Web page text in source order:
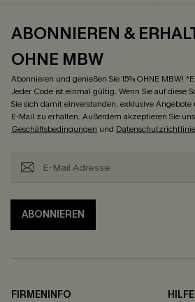
ABONNIEREN &
OHNE MBW
Abonnieren und genießen Sie 15% OHNE MBW!
Jeder Code ist einmal gültig. Wenn Sie auf diese
Sie sich damit einverstanden, exklusive
E-Mail zu erhalten. Außerdem akzeptieren Sie
Geschäftsbedingungen und
ABONNIEREN
FIRMENINFO
HILFE